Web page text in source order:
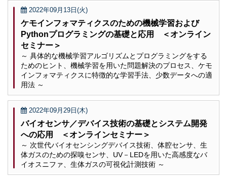
2022年09月13日(火)
ケモインフォマティクスのための機械学習および
Pythonプログラミングの基礎と応用 ＜オンライン
セミナー＞
～ 具体的な機械学習アルゴリズムとプログラミングをする
ためのヒント、機械学習を用いた問題解決のプロセス、ケモ
インフォマティクスに特徴的な学習手法、少数データへの適
用法 ～
2022年09月29日(木)
バイオセンサ／デバイス技術の基礎とシステム開発
への応用 ＜オンラインセミナー＞
～ 次世代バイオセンシングデバイス技術、体腔センサ、生
体ガスのための探嗅センサ、UV－LEDを用いた高感度なバ
イオスニファ、生体ガスの可視化計測技術 ～